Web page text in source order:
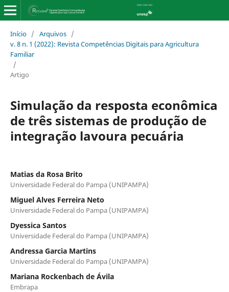
Início / Arquivos /
v. 8 n. 1 (2022): Revista Competências Digitais para Agricultura
Familiar
/
Artigo
Simulação da resposta econômica
de três sistemas de produção de
integração lavoura pecuária
Matias da Rosa Brito
Universidade Federal do Pampa (UNIPAMPA)
Miguel Alves Ferreira Neto
Universidade Federal do Pampa (UNIPAMPA)
Dyessica Santos
Universidade Federal do Pampa (UNIPAMPA)
Andressa Garcia Martins
Universidade Federal do Pampa (UNIPAMPA)
Mariana Rockenbach de Ávila
Embrapa